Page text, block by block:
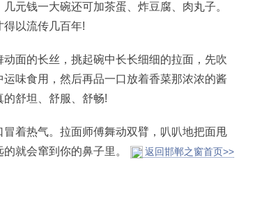
元钱一大碗还可加茶蛋、炸豆腐、肉丸子。
以流传几百年!
的长丝，挑起碗中长长细细的拉面，先吹
味食用，然后再品一口放着香菜那浓浓的酱
舒坦、舒服、舒畅!
热气。拉面师傅舞动双臂，叭叭地把面甩
就会窜到你的鼻子里。
返回邯郸之窗首页>>